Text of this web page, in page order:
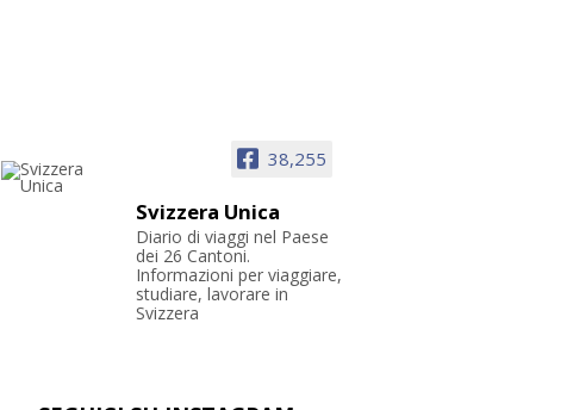
Fonduta di formaggio
SEGUICI SU FACEBOOK